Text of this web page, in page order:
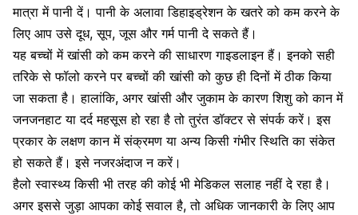
मात्रा में पानी दें। पानी के अलावा डिहाइड्रेशन के खतरे को कम करने के
लिए आप उसे दूध, सूप, जूस और गर्म पानी दे सकते हैं।
यह बच्चों में खांसी को कम करने की साधारण गाइडलाइन हैं। इनको सही
तरिके से फॉलो करने पर बच्चों की खांसी को कुछ ही दिनों में ठीक किया
जा सकता है। हालांकि, अगर खांसी और जुकाम के कारण शिशु को कान में
जनजनहाट या दर्द महसूस हो रहा है तो तुरंत डॉक्टर से संपर्क करें। इस
प्रकार के लक्षण कान में संक्रमण या अन्य किसी गंभीर स्थिति का संकेत
हो सकते हैं। इसे नजरअंदाज न करें।
हैलो स्वास्थ्य किसी भी तरह की कोई भी मेडिकल सलाह नहीं दे रहा है।
अगर इससे जुड़ा आपका कोई सवाल है, तो अधिक जानकारी के लिए आप